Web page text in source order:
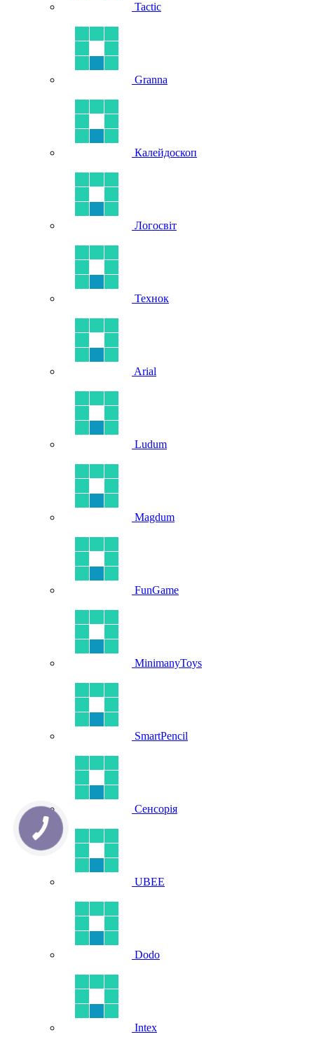
Tactic
Granna
Калейдоскоп
Логосвіт
Технок
Arial
Ludum
Magdum
FunGame
MinimanyToys
SmartPencil
Сенсорія
UBEE
Dodo
Intex